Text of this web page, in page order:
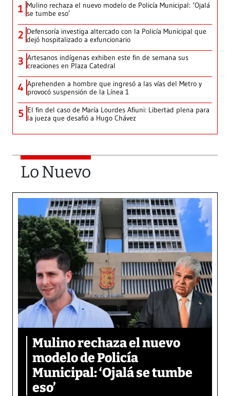
1 Mulino rechaza el nuevo modelo de Policía Municipal: ‘Ojalá
se tumbe eso’
2 Defensoría investiga altercado con la Policía Municipal que
dejó hospitalizado a exfuncionario
3 Artesanos indígenas exhiben este fin de semana sus
creaciones en Plaza Catedral
4 Aprehenden a hombre que ingresó a las vías del Metro y
provocó suspensión de la Línea 1
5 El fin del caso de María Lourdes Afiuni: Libertad plena para
la jueza que desafió a Hugo Chávez
Lo Nuevo
Mulino rechaza el nuevo
modelo de Policía
Municipal: ‘Ojalá se tumbe
eso’